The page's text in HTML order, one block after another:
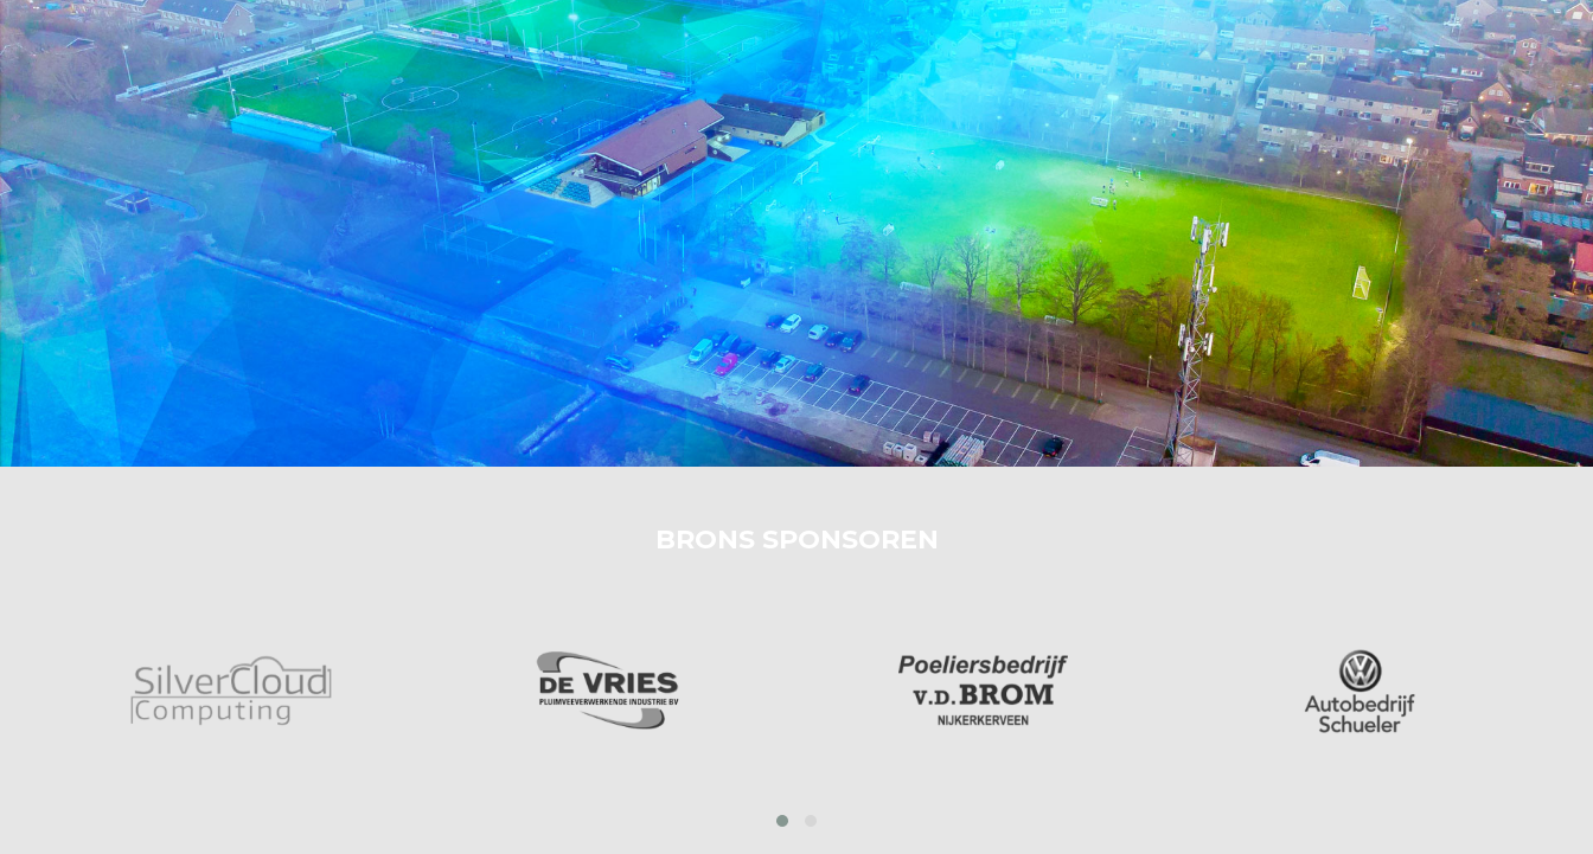
BRONS SPONSOREN
prev